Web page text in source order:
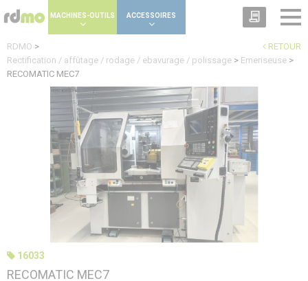
MACHINES-OUTILS ACCESSOIRES
RETOUR
RDMO >
Rectification / affûtage / rodage / ebavurage / polissage > Emeriseuse >
RECOMATIC MEC7
16033
RECOMATIC MEC7